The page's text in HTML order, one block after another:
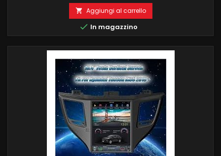
 Aggiungi al carrello
 In magazzino